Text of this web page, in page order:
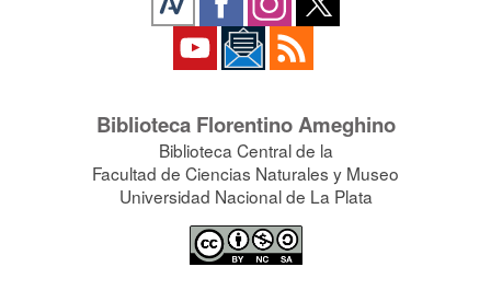
Biblioteca Florentino Ameghino
Biblioteca Central de la
Facultad de Ciencias Naturales y Museo
Universidad Nacional de La Plata